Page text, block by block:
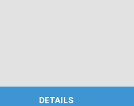
DETAILS